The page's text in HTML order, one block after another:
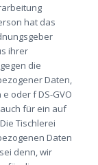
hat das
ihrer
die
Daten,
oder f DS-GVO
für ein auf
Tischlerei
Daten
denn, wir